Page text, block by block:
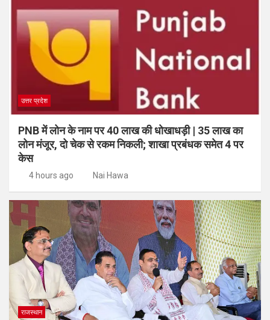
उत्तर प्रदेश
PNB में लोन के नाम पर 40 लाख की धोखाधड़ी | 35 लाख का
लोन मंजूर, दो चेक से रकम निकली; शाखा प्रबंधक समेत 4 पर
केस
4 hours ago Nai Hawa
राजस्थान